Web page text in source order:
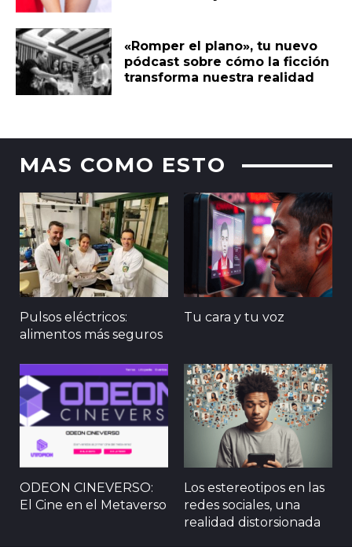
«Romper el plano», tu nuevo
pódcast sobre cómo la ficción
transforma nuestra realidad
MAS COMO ESTO
Pulsos eléctricos:
alimentos más seguros
Tu cara y tu voz
ODEON CINEVERSO:
El Cine en el Metaverso
Los estereotipos en las
redes sociales, una
realidad distorsionada